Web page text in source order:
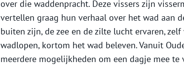
over die waddenpracht. Deze vissers zijn
vertellen graag hun verhaal over het wad aan
buiten zijn, de zee en de zilte lucht ervaren,
wadlopen, kortom het wad beleven. Vanuit
meerdere mogelijkheden om een dagje mee te